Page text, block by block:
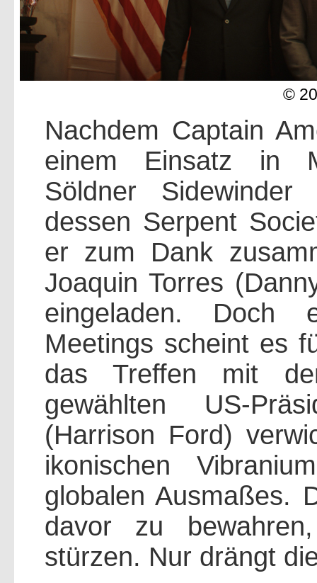
©
Nachdem Captain
einem Einsatz in
Söldner
dessen Serpent
er zum Dank
Joaquin Torres
eingeladen. Doch
Meetings scheint es
das Treffen mit
gewählten US-
(Harrison Ford)
ikonischen
globalen Ausmaßes.
davor zu
stürzen. Nur drängt